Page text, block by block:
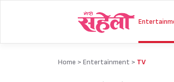
Home > Entertainment > TV